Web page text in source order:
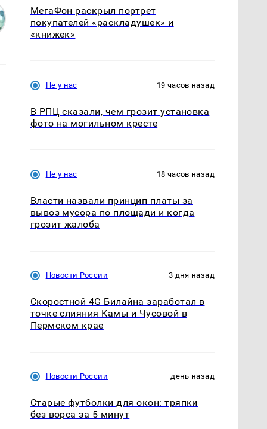
МегаФон раскрыл портрет
покупателей «раскладушек» и
«книжек»
Не у нас 19 часов назад
В РПЦ сказали, чем грозит установка
фото на могильном кресте
Не у нас 18 часов назад
Власти назвали принцип платы за
вывоз мусора по площади и когда
грозит жалоба
Новости России 3 дня назад
Скоростной 4G Билайна заработал в
точке слияния Камы и Чусовой в
Пермском крае
Новости России день назад
Старые футболки для окон: тряпки
без ворса за 5 минут